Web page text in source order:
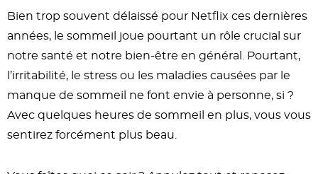
Bien trop souvent délaissé pour Netflix ces dernières
années, le sommeil joue pourtant un rôle crucial sur
notre santé et notre bien-être en général. Pourtant,
l’irritabilité, le stress ou les maladies causées par le
manque de sommeil ne font envie à personne, si ?
Avec quelques heures de sommeil en plus, vous vous
sentirez forcément plus beau.